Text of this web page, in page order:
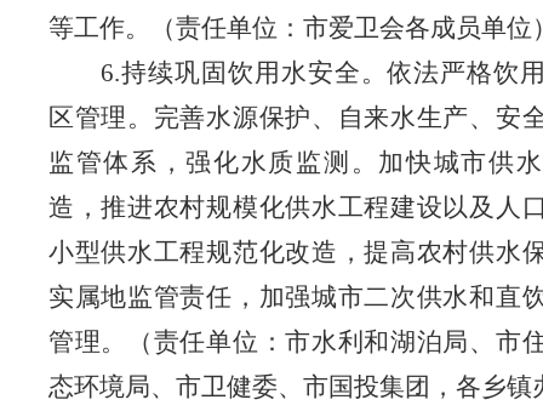
等工作。
（责任单位：市爱卫会各成员单位
6.持续巩固饮用水安全。依法严格饮
区管理。完善水源保护、自来水生产、安
监管体系，强化水质监测。加快城市供
造，推进农村规模化供水工程建设以及人
小型供水工程规范化改造，提高农村供水
实属地监管责任，加强城市二次供水和直
管理。
（责任单位：市水利和湖泊局、市
态环境局、市卫健委、市国投集团 ，各乡